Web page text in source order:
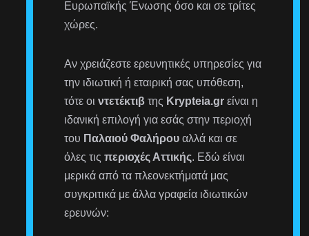
Ευρωπαϊκής Ένωσης όσο και σε τρίτες
χώρες.
Αν χρειάζεστε ερευνητικές υπηρεσίες για
την ιδιωτική ή εταιρική σας υπόθεση,
τότε οιντετέκτιβ της Krypteia.gr είναι η
ιδανική επιλογή για εσάς στην περιοχή
του Παλαιού Φαλήρου αλλά και σε
όλες τιςπεριοχές Αττικής. Εδώ είναι
μερικά από τα πλεονεκτήματά μας
συγκριτικά με άλλα γραφεία ιδιωτικών
ερευνών: